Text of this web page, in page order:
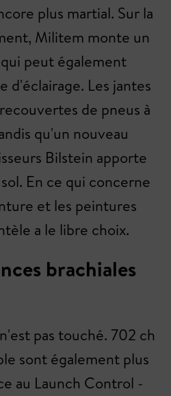
plus martial. Sur la
Militem monte un
peut également
d'éclairage. Les jantes
de pneus à
qu'un nouveau
Bilstein apporte
En ce qui concerne
et les peintures
a le libre choix.
brachiales
pas touché. 702 ch
sont également plus
au Launch Control -